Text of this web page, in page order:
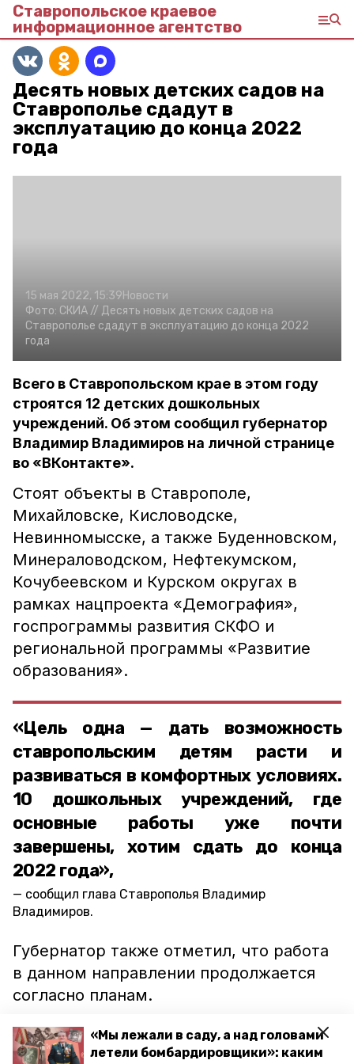
«Мы лежали в саду, а над головами
летели бомбардировщики»: каким
Ставропольское краевое
информационное агентство
Десять новых детских садов на
Ставрополье сдадут в
эксплуатацию до конца 2022
года
15 мая 2022, 15:39Новости
Фото: СКИА // Десять новых детских садов на
Ставрополье сдадут в эксплуатацию до конца 2022
года
Всего в Ставропольском крае в этом году
строятся 12 детских дошкольных
учреждений. Об этом сообщил губернатор
Владимир Владимиров на личной странице
во «ВКонтакте».
Стоят объекты в Ставрополе,
Михайловске, Кисловодске,
Невинномысске, а также Буденновском,
Минераловодском, Нефтекумском,
Кочубеевском и Курском округах в
рамках нацпроекта «Демография»,
госпрограммы развития СКФО и
региональной программы «Развитие
образования».
«Цель одна — дать возможность
ставропольским детям расти и
развиваться в комфортных условиях.
10 дошкольных учреждений, где
основные работы уже почти
завершены, хотим сдать до конца
2022 года»,
сообщил глава Ставрополья Владимир
Владимиров.
Губернатор также отметил, что работа
в данном направлении продолжается
согласно планам.
Напомним, что до 2024 года на
Ставрополье планируютпостроить26